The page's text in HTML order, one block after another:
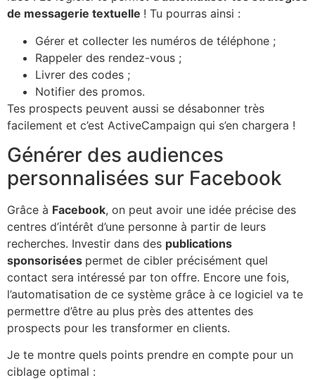
de messagerie textuelle ! Tu pourras ainsi :
Gérer et collecter les numéros de téléphone ;
Rappeler des rendez-vous ;
Livrer des codes ;
Notifier des promos.
Tes prospects peuvent aussi se désabonner très
facilement et c’est ActiveCampaign qui s’en chargera !
Générer des audiences
personnalisées sur Facebook
Grâce à Facebook, on peut avoir une idée précise des
centres d’intérêt d’une personne à partir de leurs
recherches. Investir dans des publications
sponsorisées permet de cibler précisément quel
contact sera intéressé par ton offre. Encore une fois,
l’automatisation de ce système grâce à ce logiciel va te
permettre d’être au plus près des attentes des
prospects pour les transformer en clients.
Je te montre quels points prendre en compte pour un
ciblage optimal :